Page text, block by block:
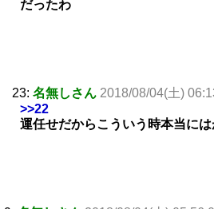
だったわ
23: 名無しさん 2018/08/04(土)
>>22
運任せだからこういう時本当に